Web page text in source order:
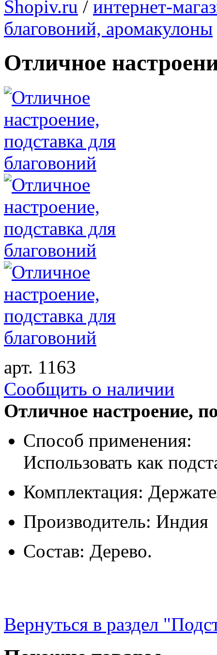
Shopiv.ru / интернет-
благовоний, аромакулоны
Отличное
арт. 1163
Cообщить о наличии
Отличное настроение,
Способ применения:
Использовать как
Комплектация:
Производитель: Индия
Состав: Дерево.
Вернуться в раздел